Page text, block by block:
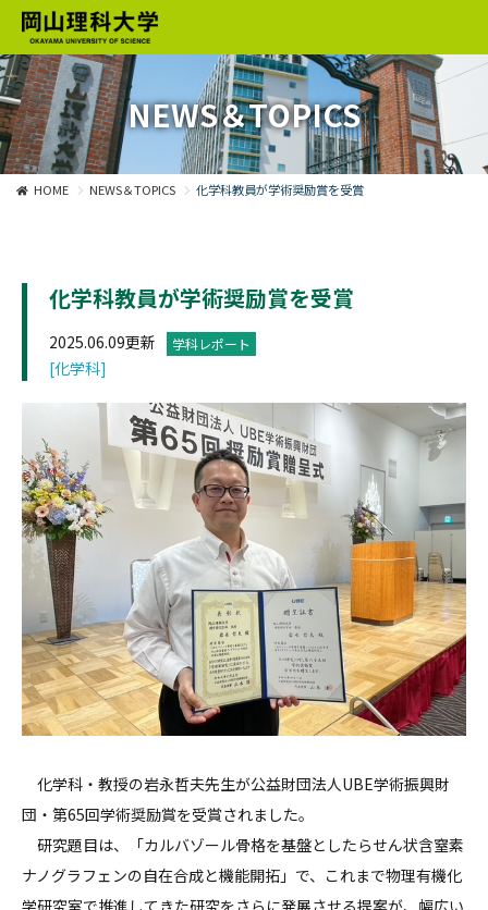
NEWS＆TOPICS
HOME NEWS＆TOPICS 化学科教員が学術奨励賞を受賞
化学科教員が学術奨励賞を受賞
2025.06.09更新 学科レポート
[化学科]
化学科・教授の岩永哲夫先生が公益財団法人UBE学術振興財
団・第65回学術奨励賞を受賞されました。
研究題目は、「カルバゾール骨格を基盤としたらせん状含窒素
ナノグラフェンの自在合成と機能開拓」で、これまで物理有機化